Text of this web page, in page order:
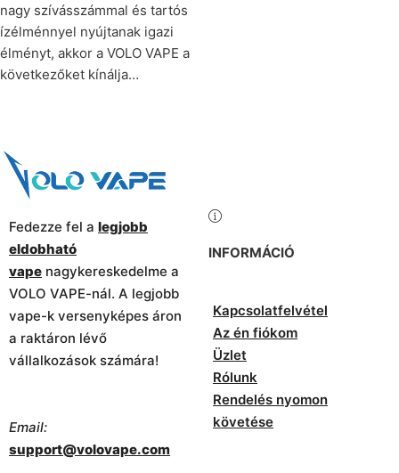
nagy szívásszámmal és tartós
ízélménnyel nyújtanak igazi
élményt, akkor a VOLO VAPE a
következőket kínálja…
Fedezze fel a legjobb
eldobható
vape nagykereskedelme a
VOLO VAPE-nál. A legjobb
vape-k versenyképes áron
a raktáron lévő
vállalkozások számára!
Email:
support@volovape.com
INFORMÁCIÓ
Kapcsolatfelvétel
Az én fiókom
Üzlet
Rólunk
Rendelés nyomon
követése